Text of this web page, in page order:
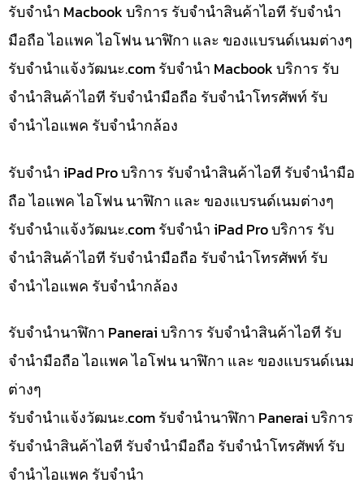
รับจำนำ Macbook บริการ รับจำนำสินค้าไอที รับจำนำ
มือถือ ไอแพค ไอโฟน นาฬิกา และ ของแบรนด์เนมต่างๆ
รับจํานําแจ้งวัฒนะ.com รับจำนำ Macbook บริการ รับ
จำนำสินค้าไอที รับจำนำมือถือ รับจำนำโทรศัพท์ รับ
จำนำไอแพค รับจำนำกล้อง
รับจำนำ iPad Pro บริการ รับจำนำสินค้าไอที รับจำนำมือ
ถือ ไอแพค ไอโฟน นาฬิกา และ ของแบรนด์เนมต่างๆ
รับจํานําแจ้งวัฒนะ.com รับจำนำ iPad Pro บริการ รับ
จำนำสินค้าไอที รับจำนำมือถือ รับจำนำโทรศัพท์ รับ
จำนำไอแพค รับจำนำกล้อง
รับจำนำนาฬิกา Panerai บริการ รับจำนำสินค้าไอที รับ
จำนำมือถือ ไอแพค ไอโฟน นาฬิกา และ ของแบรนด์เนม
ต่างๆ
รับจํานําแจ้งวัฒนะ.com รับจำนำนาฬิกา Panerai บริการ
รับจำนำสินค้าไอที รับจำนำมือถือ รับจำนำโทรศัพท์ รับ
จำนำไอแพค รับจำนำ